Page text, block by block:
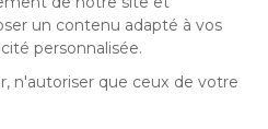
droits réservés |
ESPAÑA
ITALIE
FRA
compter de la réception ou du